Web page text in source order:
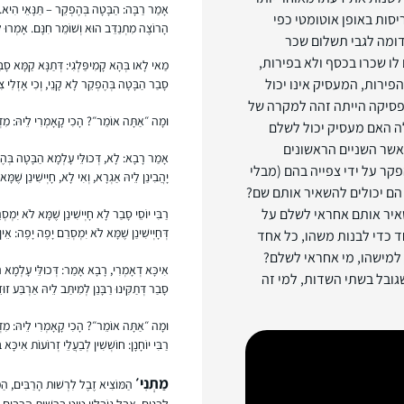
באופן אוטומטי כפי
לגבי תשלום שכר
שכרו בכסף ולא בפירות,
המעסיק אינו יכול
הייתה זהה למקרה של
האם מעסיק יכול לשלם
השניים הראשונים
על ידי צפייה בהם (מבלי
יכולים להשאיר אותם שם?
אותם אחראי לשלם על
כדי לבנות משהו, כל אחד
מי אחראי לשלם?
בשתי השדות, למי זה
אָמַר רַבָּה: הַבָּטָה בְּהֶפְקֵר – תַּנָּאֵי הִיא.
הָרוֹצֶה מִתְנַדֵּב הוּא וְשׁוֹמֵר חִנָּם. אָמְרוּ
מַאי לָאו בְּהָא קָמִיפַּלְגִי: דְּתַנָּא קַמָּא
סָבַר הַבָּטָה בְּהֶפְקֵר לָא קָנֵי, וְכִי אָזְלִי
וּמָה ״אַתָּה אוֹמֵר״? הָכִי קָאָמְרִי לֵיהּ:
אָמַר רָבָא: לָא, דְּכוּלֵּי עָלְמָא הַבָּטָה
יָהֲבִינַן לֵיהּ אַגְרָא, וְאִי לָא, חָיְישִׁינַן
רַבִּי יוֹסֵי סָבַר לָא חָיְישִׁינַן שֶׁמָּא לֹא
דְּחָיְישִׁינַן שֶׁמָּא לֹא יִמְסְרֵם יָפֶה יָפֶה:
אִיכָּא דְאָמְרִי, רָבָא אָמַר: דְּכוּלֵּי עָלְמָא
סָבַר דְּתַקִּינוּ רַבָּנַן לְמִיתַּב לֵיהּ אַרְבַּע
וּמָה ״אַתָּה אוֹמֵר״? הָכִי קָאָמְרִי לֵיהּ:
רַבִּי יוֹחָנָן: חוֹשְׁשִׁין לְבַעֲלֵי זְרוֹעוֹת אִיכָּא
מַתְנִי׳ הַמּוֹצִיא זֶבֶל לִרְשׁוּת הָרַבִּים,